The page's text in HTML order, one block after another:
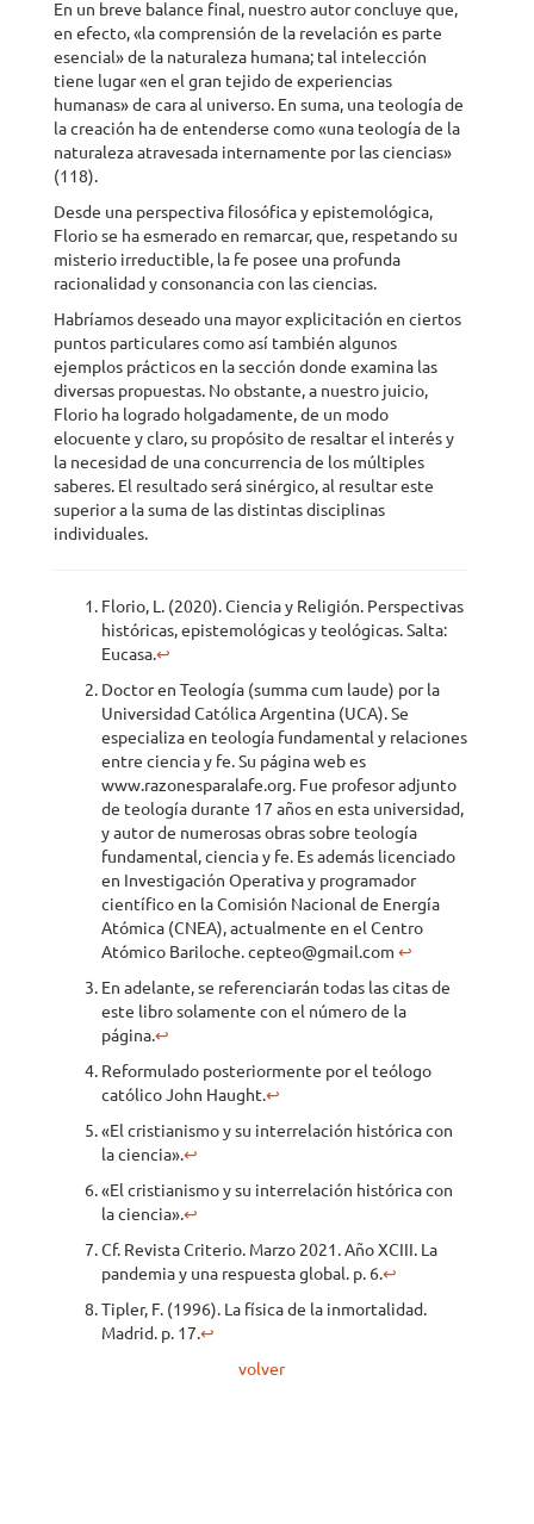
En un breve balance final, nuestro autor concluye que,
en efecto, «la comprensión de la revelación es parte
esencial» de la naturaleza humana; tal intelección
tiene lugar «en el gran tejido de experiencias
humanas» de cara al universo. En suma, una teología de
la creación ha de entenderse como «una teología de la
naturaleza atravesada internamente por las ciencias»
(118).
Desde una perspectiva filosófica y epistemológica,
Florio se ha esmerado en remarcar, que, respetando su
misterio irreductible, la fe posee una profunda
racionalidad y consonancia con las ciencias.
Habríamos deseado una mayor explicitación en ciertos
puntos particulares como así también algunos
ejemplos prácticos en la sección donde examina las
diversas propuestas. No obstante, a nuestro juicio,
Florio ha logrado holgadamente, de un modo
elocuente y claro, su propósito de resaltar el interés y
la necesidad de una concurrencia de los múltiples
saberes. El resultado será sinérgico, al resultar este
superior a la suma de las distintas disciplinas
individuales.
Florio, L. (2020). Ciencia y Religión. Perspectivas
históricas, epistemológicas y teológicas. Salta:
Eucasa.↩
Doctor en Teología (summa cum laude) por la
Universidad Católica Argentina (UCA). Se
especializa en teología fundamental y relaciones
entre ciencia y fe. Su página web es
www.razonesparalafe.org. Fue profesor adjunto
de teología durante 17 años en esta universidad,
y autor de numerosas obras sobre teología
fundamental, ciencia y fe. Es además licenciado
en Investigación Operativa y programador
científico en la Comisión Nacional de Energía
Atómica (CNEA), actualmente en el Centro
Atómico Bariloche. cepteo@gmail.com ↩
En adelante, se referenciarán todas las citas de
este libro solamente con el número de la
página.↩
Reformulado posteriormente por el teólogo
católico John Haught.↩
«El cristianismo y su interrelación histórica con
la ciencia».↩
«El cristianismo y su interrelación histórica con
la ciencia».↩
Cf. Revista Criterio. Marzo 2021. Año XCIII. La
pandemia y una respuesta global. p. 6.↩
Tipler, F. (1996). La física de la inmortalidad.
Madrid. p. 17.↩
volver